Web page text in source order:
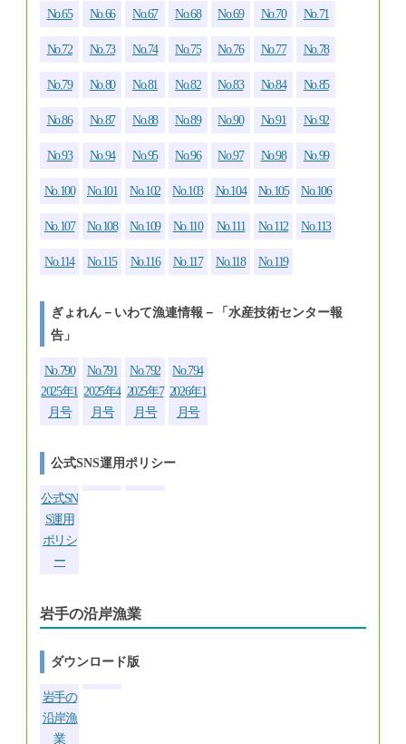
No.65 No.66 No.67 No.68 No.69 No.70 No.71
No.72 No.73 No.74 No.75 No.76 No.77 No.78
No.79 No.80 No.81 No.82 No.83 No.84 No.85
No.86 No.87 No.88 No.89 No.90 No.91 No.92
No.93 No.94 No.95 No.96 No.97 No.98 No.99
No.100 No.101 No.102 No.103 No.104 No.105 No.106
No.107 No.108 No.109 No.110 No.111 No.112 No.113
No.114 No.115 No.116 No.117 No.118 No.119
ぎょれん－いわて漁連情報－「水産技術センター報
告」
No.790
2025年1
月号
No.791
2025年4
月号
No.792
2025年7
月号
No.794
2026年1
月号
公式SNS運用ポリシー
公式SN
S運用
ポリシ
ー
岩手の沿岸漁業
ダウンロード版
岩手の
沿岸漁
業